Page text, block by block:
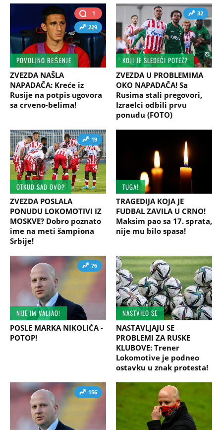
1
229
POVOLJNO REŠENJE
ZVEZDA NAŠLA
NAPADAČA: Kreće iz
Rusije na potpis ugovora
sa crveno-belima!
32
KOJI JE SLEDEĆI POTEZ?
ZVEZDA U PROBLEMIMA
OKO NAPADAČA! Sa
Rusima stali pregovori,
Izraelci odbili prvu
ponudu (FOTO)
19
OTKUD SAD OVO?
ZVEZDA POSLALA
PONUDU LOKOMOTIVI IZ
MOSKVE? Dobro poznato
ime na meti šampiona
Srbije!
TUGA!
TRAGEDIJA KOJA JE
FUDBAL ZAVILA U CRNO!
Maksim pao sa 17. sprata,
nije mu bilo spasa!
76
NIJE IM VALJAO!
POSLE MARKA NIKOLIĆA -
POTOP!
NASTVILO SE
NASTAVLJAJU SE
PROBLEMI ZA RUSKE
KLUBOVE: Trener
Lokomotive je podneo
ostavku u znak protesta!
156